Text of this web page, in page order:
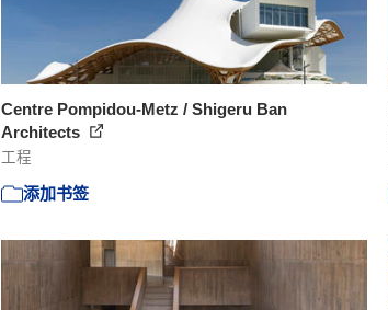
Centre Pompidou-Metz / Shigeru Ban
Architects
工程
添加书签